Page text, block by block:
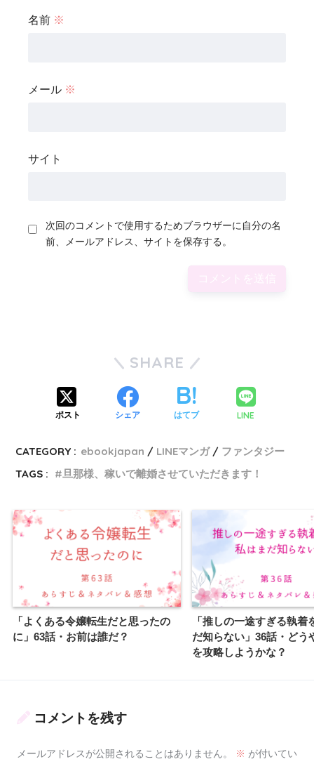
名前 ※
メール ※
サイト
次回のコメントで使用するためブラウザーに自分の名
前、メールアドレス、サイトを保存する。
SHARE
ポスト シェア はてブ LINE
CATEGORY : ebookjapan LINEマンガ
ファンタジー
TAGS :
旦那様、稼いで離婚させていただきます！
「よくある令嬢転生だと思ったの
に」63話・お前は誰だ？
「推しの一途すぎる執着
だ知らない」36話・どう
を攻略しようかな？
コメントを残す
メールアドレスが公開されることはありません。 ※ が付いてい